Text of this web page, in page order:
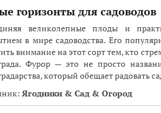
горизонты для садоводов
великолепные плоды и
в мире садоводства. Его
внимание на этот сорт тем, кто
Фурор — это не просто
который обещает радовать
Ягодники & Сад & Огород